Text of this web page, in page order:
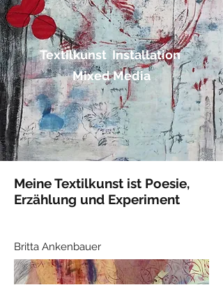
Textilkunst Installation
Mixed Media
Meine Textilkunst ist Poesie,
Erzählung und Experiment
Britta Ankenbauer